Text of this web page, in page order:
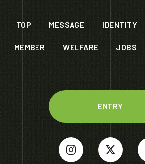
TOP MESSAGE IDENTITY
MEMBER WELFARE JOBS
ENTRY